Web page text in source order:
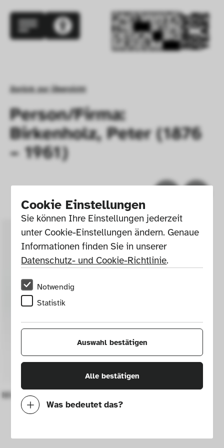
Cookie Einstellungen
Sie können Ihre Einstellungen jederzeit
unter Cookie-Einstellungen ändern. Genaue
Informationen finden Sie in unserer
Datenschutz- und Cookie-Richtlinie.
Notwendig
Statistik
Auswahl bestätigen
Alle bestätigen
Was bedeutet das?
Mit diesen Cookies können wir durch
Zurück zur Übersicht
Person/Firma:
Birkenholz, Peter (1876
– 1961)
Miniaturmodell Café Kugelhaus